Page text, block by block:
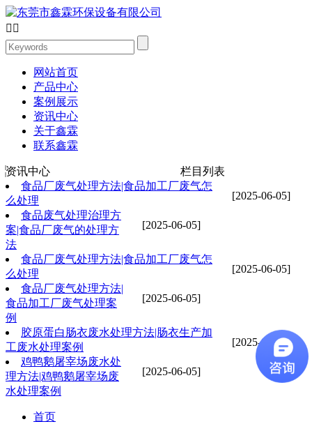
 
网站首页
产品中心
案例展示
资讯中心
关于鑫霖
联系鑫霖
资讯中心 栏目列表
[2025-06-05]
食品厂废气处理方法|食品加工厂废气怎
么处理
[2025-06-05]
食品废气处理治理方
案|食品厂废气的处理方
法
[2025-06-05]
食品厂废气处理方法|食品加工厂废气怎
么处理
[2025-06-05]
食品厂废气处理方法|
食品加工厂废气处理案
例
[2025-06-05]
胶原蛋白肠衣废水处理方法|肠衣生产加
工废水处理案例
[2025-06-05]
鸡鸭鹅屠宰场废水处
理方法|鸡鸭鹅屠宰场废
水处理案例
首页